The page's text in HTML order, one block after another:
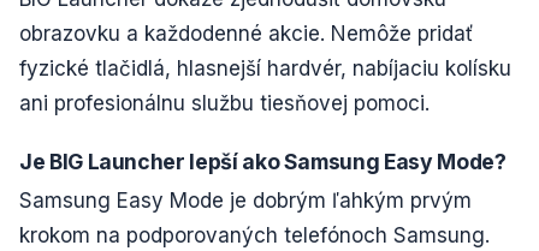
obrazovku a každodenné akcie. Nemôže pridať
fyzické tlačidlá, hlasnejší hardvér, nabíjaciu kolísku
ani profesionálnu službu tiesňovej pomoci.
Je BIG Launcher lepší ako Samsung Easy Mode?
Samsung Easy Mode je dobrým ľahkým prvým
krokom na podporovaných telefónoch Samsung.